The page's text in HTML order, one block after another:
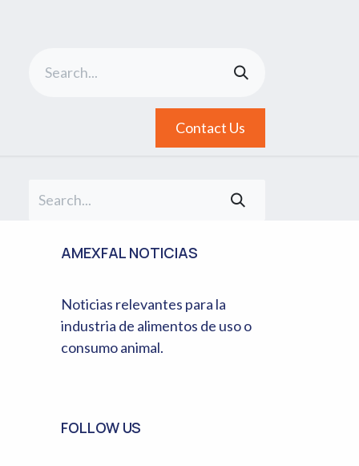
Contact Us
AMEXFAL NOTICIAS
Noticias relevantes para la
industria de alimentos de uso o
consumo animal.
FOLLOW US